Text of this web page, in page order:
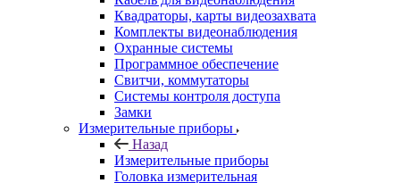
Квадраторы, карты видеозахвата
Комплекты видеонаблюдения
Охранные системы
Программное обеспечение
Свитчи, коммутаторы
Системы контроля доступа
Замки
Измерительные приборы
Назад
Измерительные приборы
Головка измерительная